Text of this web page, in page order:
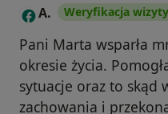
A A. Weryfikacja wizyty
Pani Marta wsparła
okresie życia.
sytuacje oraz to skąd
zachowania i